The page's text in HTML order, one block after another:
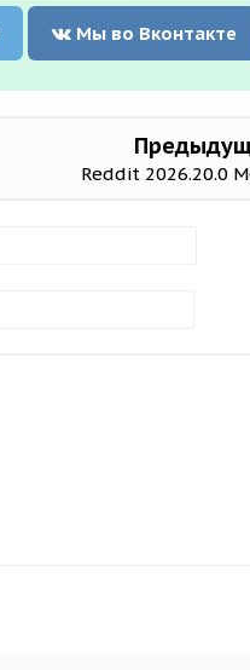
Мы во Вконтакте
Reddit 2026.20.0